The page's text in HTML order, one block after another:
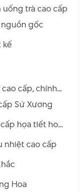
trà cao cấp
gốc
kế
cấp, chính
Sứ Xương
họa tiết hoa
nhiệt cao cấp
Hoa